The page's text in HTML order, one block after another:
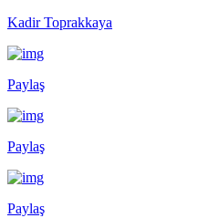
Kadir Toprakkaya
Paylaş
Paylaş
Paylaş